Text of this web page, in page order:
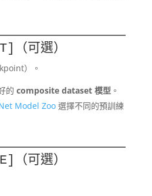
（可選）
）。
的 composite dataset 模型。
Model Zoo選擇不同的預訓練
（可選）